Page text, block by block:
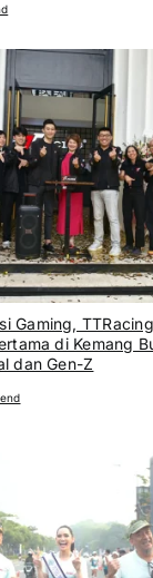
Gaming,
di Kemang
dan Gen-Z